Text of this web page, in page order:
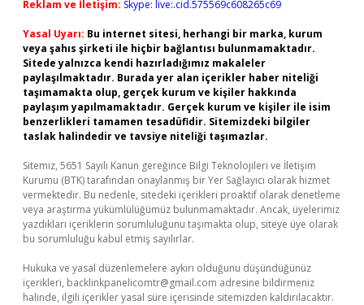
Reklam ve İletişim: Skype: live:.cid.575569c608265c69
Yasal Uyarı: Bu internet sitesi, herhangi bir marka, kurum
veya şahıs şirketi ile hiçbir bağlantısı bulunmamaktadır.
Sitede yalnızca kendi hazırladığımız makaleler
paylaşılmaktadır. Burada yer alan içerikler haber niteliği
taşımamakta olup, gerçek kurum ve kişiler hakkında
paylaşım yapılmamaktadır. Gerçek kurum ve kişiler ile isim
benzerlikleri tamamen tesadüfidir. Sitemizdeki bilgiler
taslak halindedir ve tavsiye niteliği taşımazlar.
Sitemiz, 5651 Sayılı Kanun gereğince Bilgi Teknolojileri ve İletişim
Kurumu (BTK) tarafından onaylanmış bir Yer Sağlayıcı olarak hizmet
vermektedir. Bu nedenle, sitedeki içerikleri proaktif olarak denetleme
veya araştırma yükümlülüğümüz bulunmamaktadır. Ancak, üyelerimiz
yazdıkları içeriklerin sorumluluğunu taşımakta olup, siteye üye olarak
bu sorumluluğu kabul etmiş sayılırlar.
Hukuka ve yasal düzenlemelere aykırı olduğunu düşündüğünüz
içerikleri, backlinkpanelicomtr@gmail.com adresine bildirmeniz
halinde, ilgili içerikler yasal süre içerisinde sitemizden kaldırılacaktır.